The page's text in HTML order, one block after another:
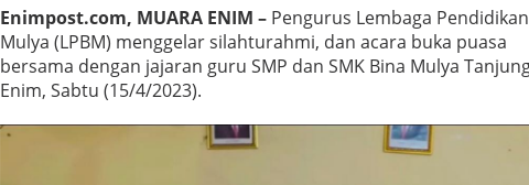
Enimpost.com, MUARA ENIM –Pengurus Lembaga
Mulya (LPBM) menggelar silahturahmi, dan acara buka puasa
bersama dengan jajaran guru SMP dan SMK Bina Mulya
Enim, Sabtu (15/4/2023).